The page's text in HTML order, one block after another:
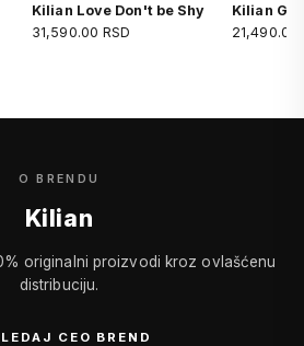
Kilian Love Don't be Shy
31,590.00 RSD
Kilian
21,490.00
O BRENDU
Kilian
originalni proizvodi kroz ovlašćenu
distribuciju.
CEO BREND